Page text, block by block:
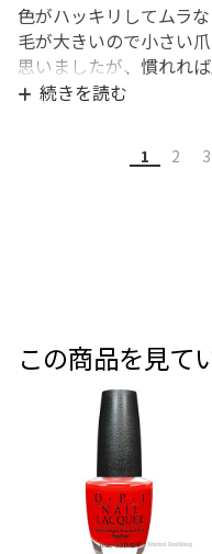
色がハッキリしてムラ
毛が大きいので小さい
思いましたが、慣れれ
いいと思います!
続きを読む
1 2 3
この商品を見て